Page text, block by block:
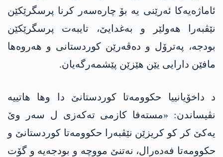
ئاماژه‌یه‌كا‌ ئه‌رێنی یه‌ بۆ چاره‌سه‌ر كرنا پرسگرێكێن
نێڤبه‌را هه‌ولێر و به‌غدایێ، تایبه‌ت پرسگرێكێن
بودجه‌، په‌ترۆل و ده‌ڤه‌رێن كوردستانی و هه‌روه‌ها
مافێن دارایی یێن هێزێن پێشمه‌رگه‌یان.
د داخۆیانییا حكوومه‌تا كوردستانێ دا وها هاتییه‌
نڤیساندن: «مسته‌فا كازمی ته‌كه‌زی ل سه‌ر وێ
یه‌كێ كر كو كریزێن نێڤبه‌را حكوومه‌تا كوردستانێ و
حكوومه‌تا فه‌ده‌رال، نه‌تنێ مووچه‌ و بودجه‌یه‌ و گۆت